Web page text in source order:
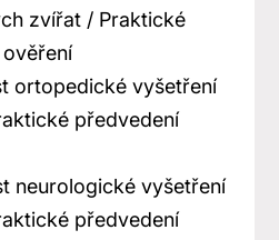
zvířat / Praktické
ortopedické vyšetření
předvedení
neurologické vyšetření
předvedení